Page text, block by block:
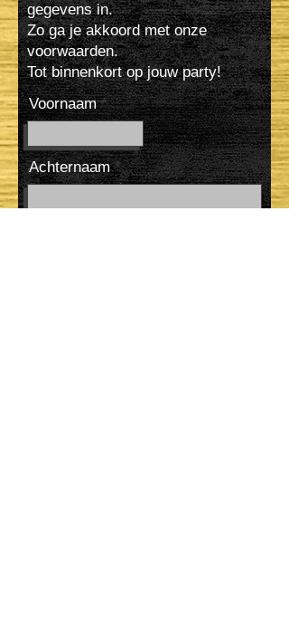
gegevens in.
Zo ga je akkoord met onze
voorwaarden.
Tot binnenkort op jouw party!
Voornaam
Achternaam